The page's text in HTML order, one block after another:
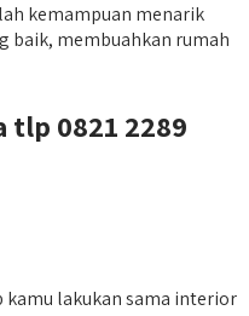
kemampuan menarik
baik, membuahkan rumah
tlp 0821 2289
kamu lakukan sama interior